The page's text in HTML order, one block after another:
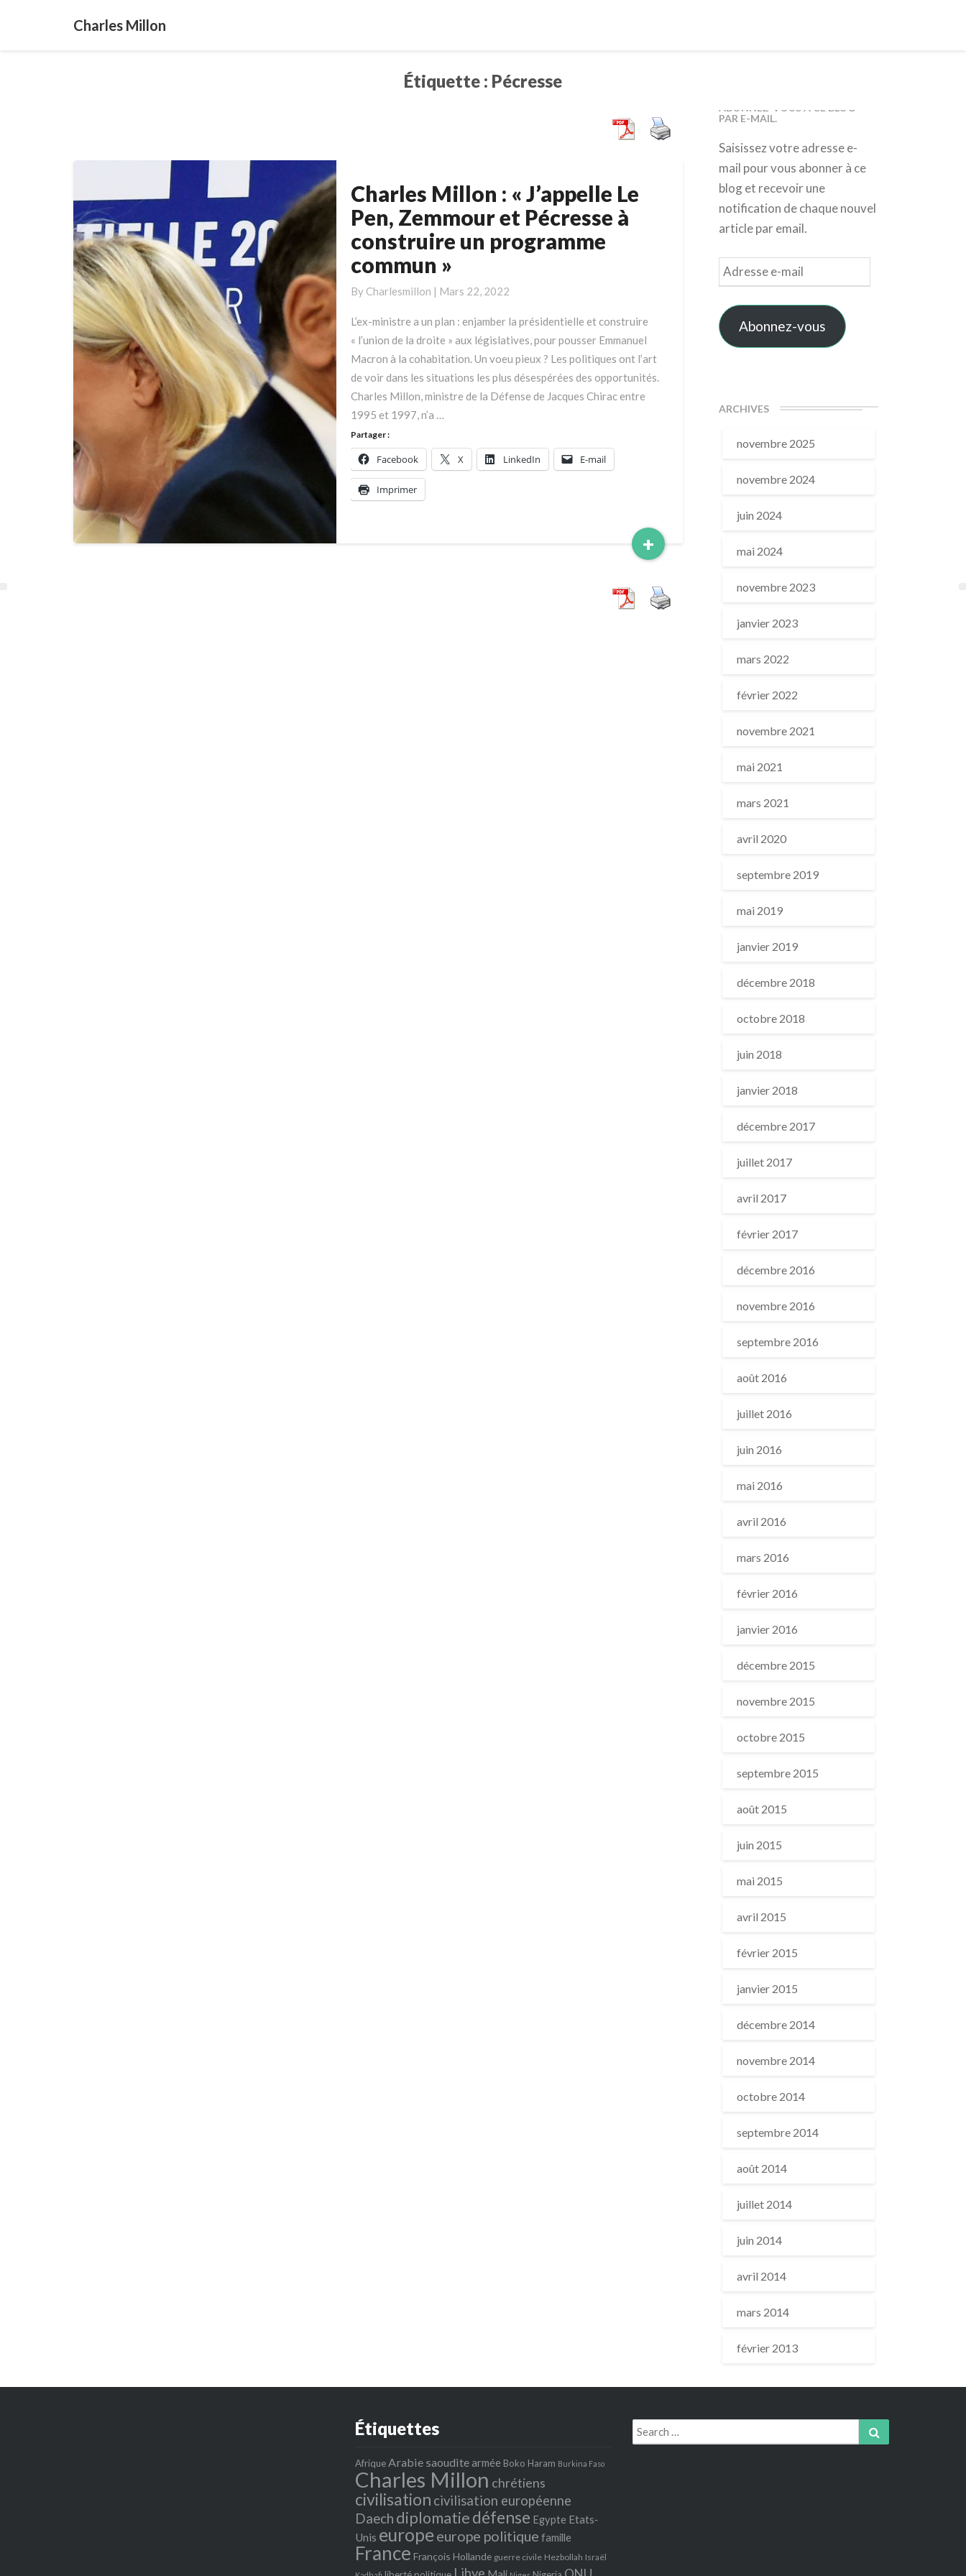
Charles Millon
Étiquette : Pécresse
Charles
Millon
:
« J’appelle
Le
Zemmour
et
Pécresse
à
programme
commun »
Charles Millon : « J’appelle Le
Pen, Zemmour et Pécresse à
construire un programme
commun »
By Charlesmillon | Mars 22, 2022
L’ex-ministre a un plan : enjamber la présidentielle et construire
« l’union de la droite » aux législatives, pour pousser Emmanuel
Macron à la cohabitation. Un voeu pieux ? Les politiques ont l’art
de voir dans les situations les plus désespérées des opportunités.
Charles Millon, ministre de la Défense de Jacques Chirac entre
1995 et 1997, n’a …
+Read
More
Partager :
Facebook X LinkedIn E-mail
Imprimer
ABONNEZ-VOUS À CE BLOG
PAR E-MAIL.
Saisissez votre adresse e-
mail pour vous abonner à ce
blog et recevoir une
notification de chaque nouvel
article par email.
Adresse
e-
mail
Abonnez-vous
ARCHIVES
novembre 2025
novembre 2024
juin 2024
mai 2024
novembre 2023
janvier 2023
mars 2022
février 2022
novembre 2021
mai 2021
mars 2021
avril 2020
septembre 2019
mai 2019
janvier 2019
décembre 2018
octobre 2018
juin 2018
janvier 2018
décembre 2017
juillet 2017
avril 2017
février 2017
décembre 2016
novembre 2016
septembre 2016
août 2016
juillet 2016
juin 2016
mai 2016
avril 2016
mars 2016
février 2016
janvier 2016
décembre 2015
novembre 2015
octobre 2015
septembre 2015
août 2015
juin 2015
mai 2015
avril 2015
février 2015
janvier 2015
décembre 2014
novembre 2014
octobre 2014
septembre 2014
août 2014
juillet 2014
juin 2014
avril 2014
mars 2014
février 2013
Étiquettes
Afrique Arabie saoudite armée Boko Haram Burkina Faso
Charles Millon chrétiens
civilisation civilisation européenne
Daech diplomatiedéfense Egypte Etats‐
Unis europeeurope politique famille
France François Hollande guerre civile Hezbollah Israël
Search
for: